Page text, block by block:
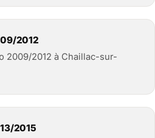
2012
2009/2012 à Chaillac-sur-
2015